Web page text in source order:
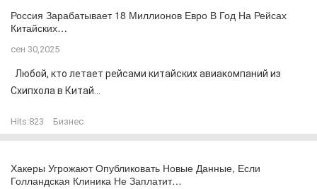
Россия Зарабатывает 18 Миллионов Евро В Год На Рейсах
Китайских…
сен 30,2025
Любой, кто летает рейсами китайских авиакомпаний из
Схипхола в Китай...
Hits:823 Бизнес
Хакеры Угрожают Опубликовать Новые Данные, Если
Голландская Клиника Не Заплатит…